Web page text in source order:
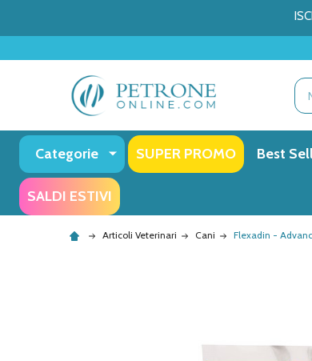
Categorie SUPER PROMO Best
SALDI ESTIVI
Articoli Veterinari Cani Flexadin -